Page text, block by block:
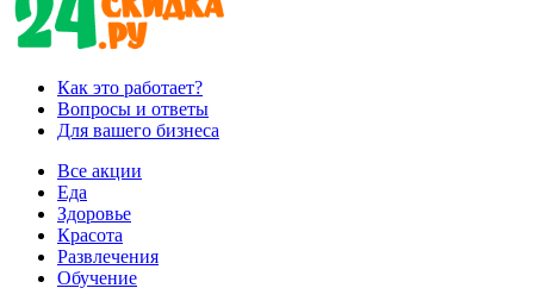
Как это работает?
Вопросы и ответы
Для вашего бизнеса
Все акции
Еда
Здоровье
Красота
Развлечения
Обучение